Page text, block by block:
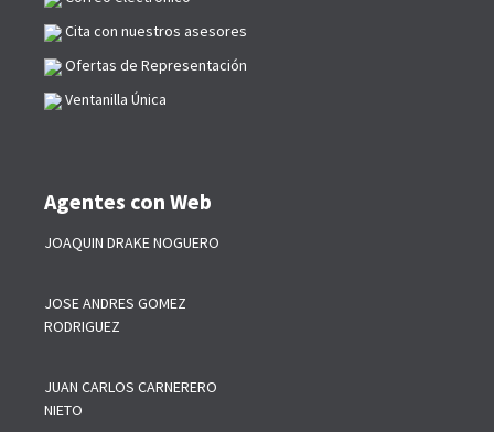
Cita con nuestros asesores
Ofertas de Representación
Ventanilla Única
Agentes con Web
JOAQUIN DRAKE NOGUERO
JOSE ANDRES GOMEZ
RODRIGUEZ
JUAN CARLOS CARNERERO
NIETO